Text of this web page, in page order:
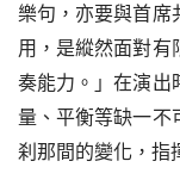
樂句，亦要與首席
用，是縱然面對有
奏能力。」在演出
量、平衡等缺一不
刹那間的變化，指